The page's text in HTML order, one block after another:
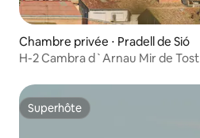
Chambre privée ⋅ Pradell de Sió
H-2 Cambra d`Arnau Mir de Tost
Superhôte
Superhôte